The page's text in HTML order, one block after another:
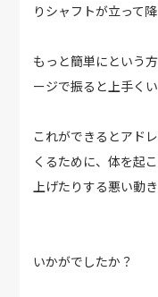
りシャフトが立って降
もっと簡単にという
ージで振ると上手くい
これができるとアド
くるために、体を起
上げたりする悪い動
いかがでしたか？